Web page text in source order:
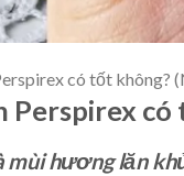
có tốt không?
Perspirex
mùi hương lăn